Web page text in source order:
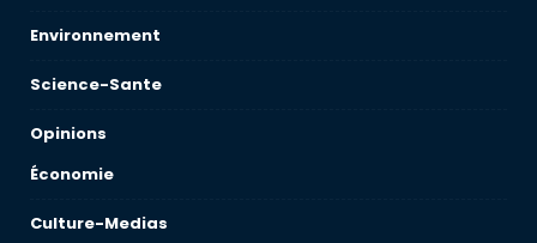
Environnement
Science-Sante
Opinions
Économie
Culture-Medias